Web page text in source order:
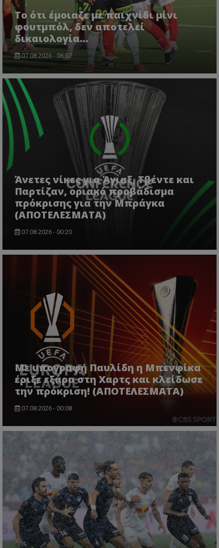
Το ότι έμοιαζε με παιχνίδι μίνι
φουτμπόλ, δεν αποτελεί
δικαιολογία…
07.08.2026 - 06:57
Άνετες νίκες για Άγιαξ, Τβέντε και
Παρτίζαν, οριακό προβάδισμα
πρόκρισης για την Μπράγκα
(ΑΠΟΤΕΛΕΣΜΑΤΑ)
07.08.2026 - 00:20
Με υπογραφή Παυλίδη η Μπενφίκα
έριξε εξάρα στη Χαρτς και κλείδωσε
την πρόκριση! (ΑΠΟΤΕΛΕΣΜΑΤΑ)
07.08.2026 - 00:08